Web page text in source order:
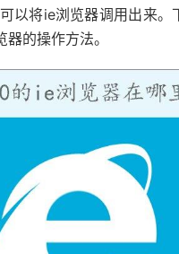
以将ie浏览器调用出来。
的操作方法。